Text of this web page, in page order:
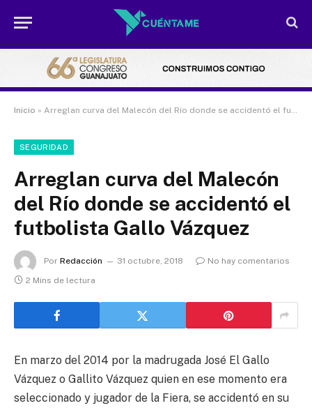
Inicio » Arreglan curva del Malecón del Río donde se accidentó el futbolista Gallo Vázquez
SEGURIDAD
Arreglan curva del Malecón
del Río donde se accidentó el
futbolista Gallo Vázquez
Por Redacción 31 octubre, 2018
No hay comentarios
2 Mins de lectura
En marzo del 2014 por la madrugada José El Gallo
Vázquez o Gallito Vázquez quien en ese momento era
seleccionado y jugador de la Fiera, se accidentó en su